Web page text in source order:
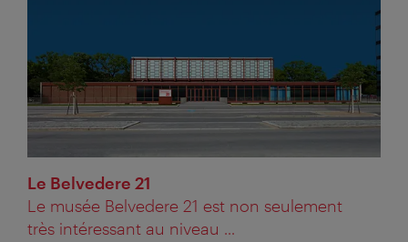
Le Belvedere 21
Le musée Belvedere 21 est non seulement
très intéressant au niveau ...